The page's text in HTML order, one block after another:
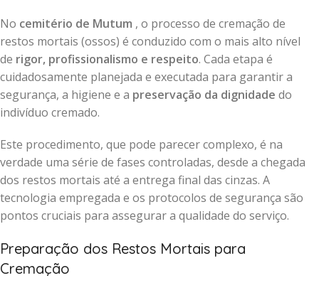
No cemitério de Mutum , o processo de cremação de
restos mortais (ossos) é conduzido com o mais alto nível
de rigor, profissionalismo e respeito. Cada etapa é
cuidadosamente planejada e executada para garantir a
segurança, a higiene e a preservação da dignidade do
indivíduo cremado.
Este procedimento, que pode parecer complexo, é na
verdade uma série de fases controladas, desde a chegada
dos restos mortais até a entrega final das cinzas. A
tecnologia empregada e os protocolos de segurança são
pontos cruciais para assegurar a qualidade do serviço.
Preparação dos Restos Mortais para
Cremação